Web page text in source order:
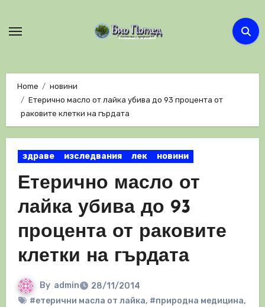
Home
новини
Етерично масло от лайка убива до 93 процента от
раковите клетки на гърдата
здраве изследвания лек новини
Етерично масло от
лайка убива до 93
процента от раковите
клетки на гърдата
By admin
28/11/2014
#етерични масла от лайка, #природна медицина,